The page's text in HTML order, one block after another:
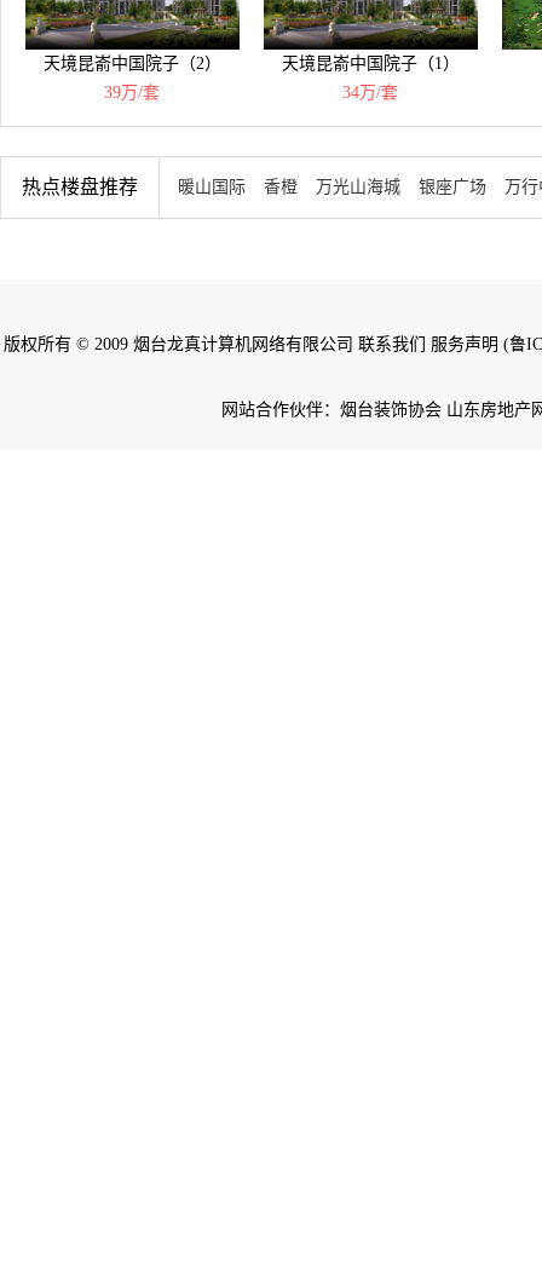
天境昆嵛中国院子（2）
39万/套
天境昆嵛中国院子（1）
34万/套
热点楼盘推荐 暖山国际 香橙 万光山海城 银座广场 万
版权所有 © 2009 烟台龙真计算机网络有限公司 联系我们 服务声明 (鲁
网站合作伙伴：烟台装饰协会 山东房地